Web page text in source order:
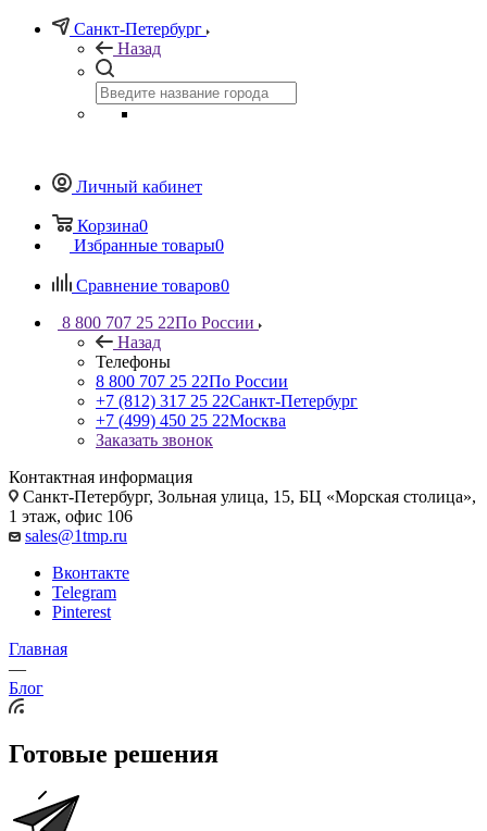
Санкт-Петербург
Назад
Личный кабинет
Корзина0
Избранные товары0
Сравнение товаров0
8 800 707 25 22По России
Назад
Телефоны
8 800 707 25 22По России
+7 (812) 317 25 22Санкт-Петербург
+7 (499) 450 25 22Москва
Заказать звонок
Контактная информация
Санкт-Петербург, Зольная улица, 15, БЦ «Морская столица»,
1 этаж, офис 106
sales@1tmp.ru
Вконтакте
Telegram
Pinterest
Главная
—
Блог
Готовые решения